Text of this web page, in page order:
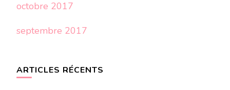
octobre 2017
septembre 2017
ARTICLES RÉCENTS